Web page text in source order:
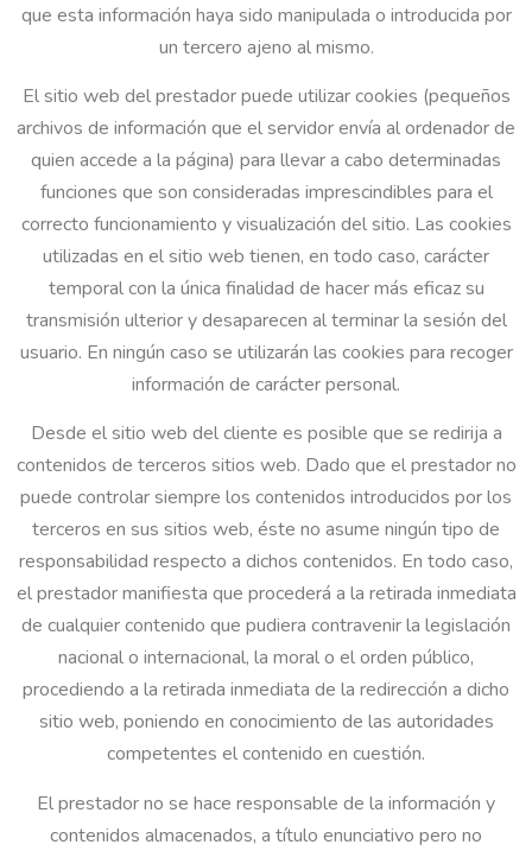
que esta información haya sido manipulada o introducida por
un tercero ajeno al mismo.
El sitio web del prestador puede utilizar cookies (pequeños
archivos de información que el servidor envía al ordenador de
quien accede a la página) para llevar a cabo determinadas
funciones que son consideradas imprescindibles para el
correcto funcionamiento y visualización del sitio. Las cookies
utilizadas en el sitio web tienen, en todo caso, carácter
temporal con la única finalidad de hacer más eficaz su
transmisión ulterior y desaparecen al terminar la sesión del
usuario. En ningún caso se utilizarán las cookies para recoger
información de carácter personal.
Desde el sitio web del cliente es posible que se redirija a
contenidos de terceros sitios web. Dado que el prestador no
puede controlar siempre los contenidos introducidos por los
terceros en sus sitios web, éste no asume ningún tipo de
responsabilidad respecto a dichos contenidos. En todo caso,
el prestador manifiesta que procederá a la retirada inmediata
de cualquier contenido que pudiera contravenir la legislación
nacional o internacional, la moral o el orden público,
procediendo a la retirada inmediata de la redirección a dicho
sitio web, poniendo en conocimiento de las autoridades
competentes el contenido en cuestión.
El prestador no se hace responsable de la información y
contenidos almacenados, a título enunciativo pero no